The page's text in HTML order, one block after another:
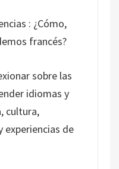
: ¿Cómo,
francés?
sobre las
idiomas y
cultura,
experiencias de